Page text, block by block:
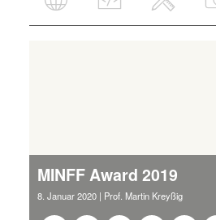
MINFF Award 2019
8. Januar 2020 | Prof. Martin Kreyßig